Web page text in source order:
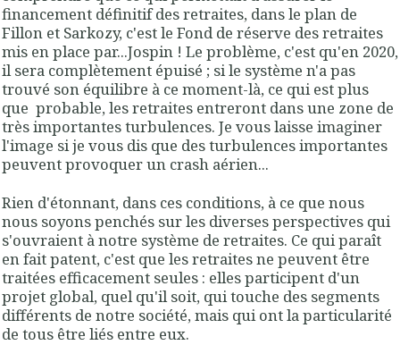
financement définitif des retraites, dans le plan de
Fillon et Sarkozy, c'est le Fond de réserve des retraites
mis en place par...Jospin ! Le problème, c'est qu'en 2020,
il sera complètement épuisé ; si le système n'a pas
trouvé son équilibre à ce moment-là, ce qui est plus
que probable, les retraites entreront dans une zone de
très importantes turbulences. Je vous laisse imaginer
l'image si je vous dis que des turbulences importantes
peuvent provoquer un crash aérien...
Rien d'étonnant, dans ces conditions, à ce que nous
nous soyons penchés sur les diverses perspectives qui
s'ouvraient à notre système de retraites. Ce qui paraît
en fait patent, c'est que les retraites ne peuvent être
traitées efficacement seules : elles participent d'un
projet global, quel qu'il soit, qui touche des segments
différents de notre société, mais qui ont la particularité
de tous être liés entre eux.